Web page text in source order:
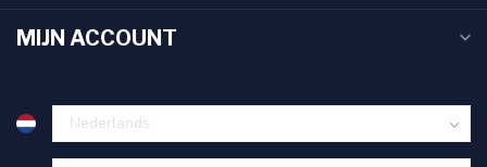
MIJN ACCOUNT